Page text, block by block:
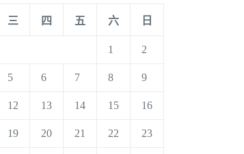
三 四 五 六 日
1 2
5 6 7 8 9
12 13 14 15 16
19 20 21 22 23